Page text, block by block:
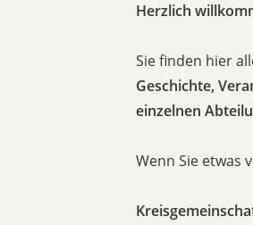
Herzlich
Sie finden hier
Geschichte,
einzelnen
Wenn Sie etwas